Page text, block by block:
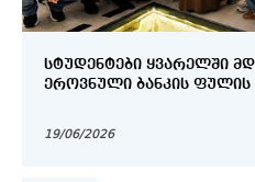
ᲡᲢᲣᲓᲔᲜᲢᲔᲑᲘ ᲧᲕᲐᲠᲔᲚᲨᲘ
ᲔᲠᲝᲕᲜᲣᲚᲘ ᲑᲐᲜᲙᲘᲡ ᲤᲣᲚᲘᲡ
19/06/2026